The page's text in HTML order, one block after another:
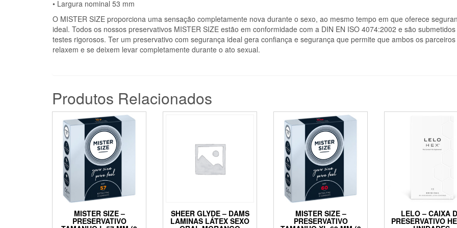
• Largura nominal 53 mm
O MISTER SIZE proporciona uma sensação completamente nova durante o sexo, ao mesmo tempo em que oferece
ideal. Todos os nossos preservativos MISTER SIZE estão em conformidade com a DIN EN ISO 4074:2002 e são submetidos
testes rigorosos. Ter um preservativo com segurança ideal gera confiança e segurança que permite que ambos os parceiros
relaxem e se deixem levar completamente durante o ato sexual.
Produtos Relacionados
MISTER SIZE –
PRESERVATIVO
SHEER GLYDE – DAMS
LAMINAS LÁTEX SEXO
MISTER SIZE –
PRESERVATIVO
LELO – CAIXA
PRESERVATIVO